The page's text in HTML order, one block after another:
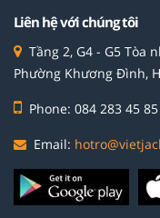
Liên hệ với chúng tôi
Tầng 2, G4 - G5 Tòa
Phường Khương Đình,
Phone: 084 283 45 85
Email: